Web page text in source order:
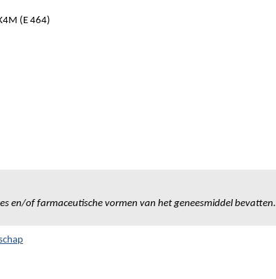
(E 464)
en/of farmaceutische vormen van het geneesmiddel bevatten.